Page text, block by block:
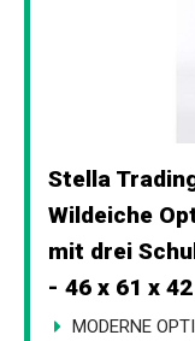
Stella
Wildeiche
mit drei
- 46 x 61 x
MODERNE